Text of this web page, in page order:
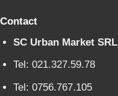
Contact
SC Urban Market SRL
Tel: 021.327.59.78
Tel: 0756.767.105